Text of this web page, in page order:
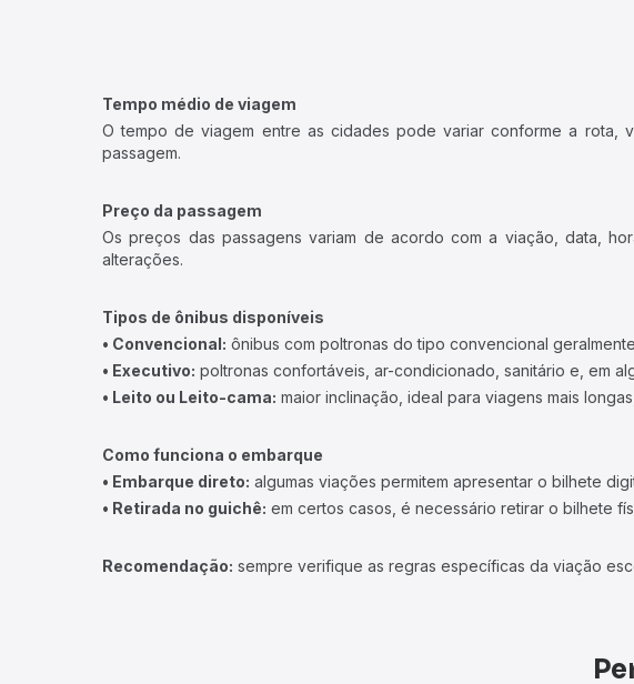
Tempo médio de viagem
O tempo de viagem entre as cidades pode variar conforme a rota,
passagem.
Preço da passagem
Os preços das passagens variam de acordo com a viação, data,
alterações.
Tipos de ônibus disponíveis
• Convencional: ônibus com poltronas do tipo convencional
• Executivo: poltronas confortáveis, ar-condicionado, sanitário e, em
• Leito ou Leito-cama: maior inclinação, ideal para viagens mais
Como funciona o embarque
• Embarque direto: algumas viações permitem apresentar o bilhete
• Retirada no guichê: em certos casos, é necessário retirar o bilhete
Recomendação: sempre verifique as regras específicas da viação